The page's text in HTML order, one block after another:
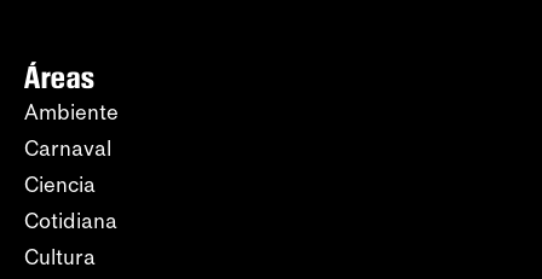
Áreas
Ambiente
Carnaval
Ciencia
Cotidiana
Cultura